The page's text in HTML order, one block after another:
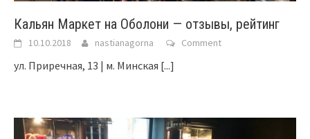
Кальян Маркет на Оболони — отзывы, рейтинг
10.10.2018 nastianagorna Comment
ул. Приречная, 13 | м. Минская [...]